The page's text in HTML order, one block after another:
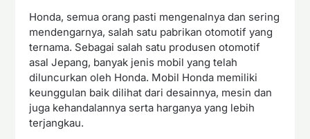
Honda, semua orang pasti mengenalnya dan sering
mendengarnya, salah satu pabrikan otomotif yang
ternama. Sebagai salah satu produsen otomotif
asal Jepang, banyak jenis mobil yang telah
diluncurkan oleh Honda. Mobil Honda memiliki
keunggulan baik dilihat dari desainnya, mesin dan
juga kehandalannya serta harganya yang lebih
terjangkau.